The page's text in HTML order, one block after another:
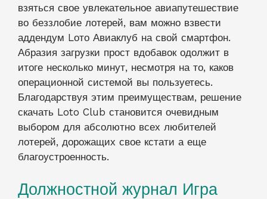
взяться свое увлекательное авиапутешествие
во беззлобие лотерей, вам можно взвести
аддендум Lото Авиаклуб на свой смартфон.
Абразия загрузки прост вдобавок одолжит в
итоге несколько минут, несмотря на то, каков
операционной системой вы пользуетесь.
Благодарствуя этим преимуществам, решение
скачать Loto Club становится очевидным
выбором для абсолютно всех любителей
лотерей, дорожащих свое кстати а еще
благоустроенность.
Должностной журнал Игра